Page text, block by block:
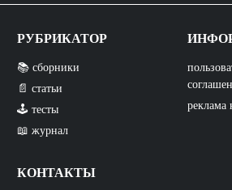
РУБРИКАТОР
📚 сборники
📄 статьи
🕹️ тесты
📖 журнал
КОНТАКТЫ
реклама